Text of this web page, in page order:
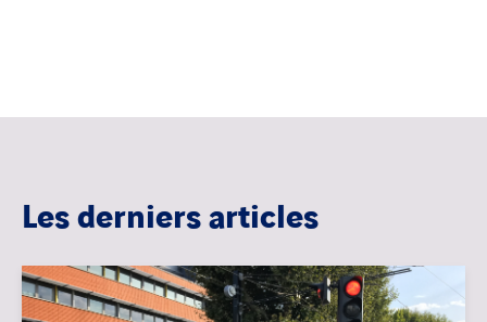
Les derniers articles